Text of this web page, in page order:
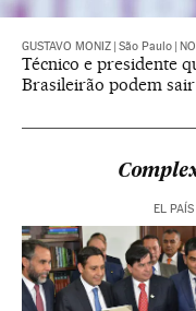
GUSTAVO MONIZ São Paulo
Técnico e presidente
Brasileirão podem
EL PAÍS